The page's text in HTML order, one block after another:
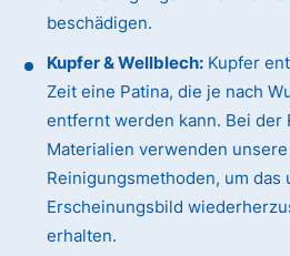
beschädigen.
Kupfer & Wellblech: Kupfer
Zeit eine Patina, die je nach
entfernt werden kann. Bei der
Materialien verwenden
Reinigungsmethoden, um das
Erscheinungsbild
erhalten.